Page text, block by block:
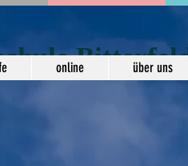
online über uns